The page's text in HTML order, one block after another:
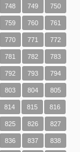
748 749 750
759 760 761
770 771 772
781 782 783
792 793 794
803 804 805
814 815 816
825 826 827
836 837 838